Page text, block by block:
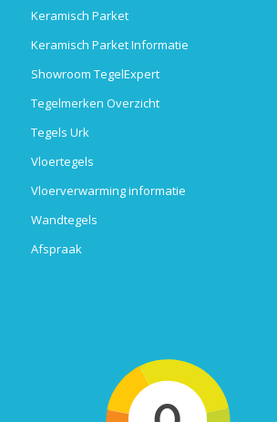
Keramisch Parket
Keramisch Parket Informatie
Showroom TegelExpert
Tegelmerken Overzicht
Tegels Urk
Vloertegels
Vloerverwarming informatie
Wandtegels
Afspraak